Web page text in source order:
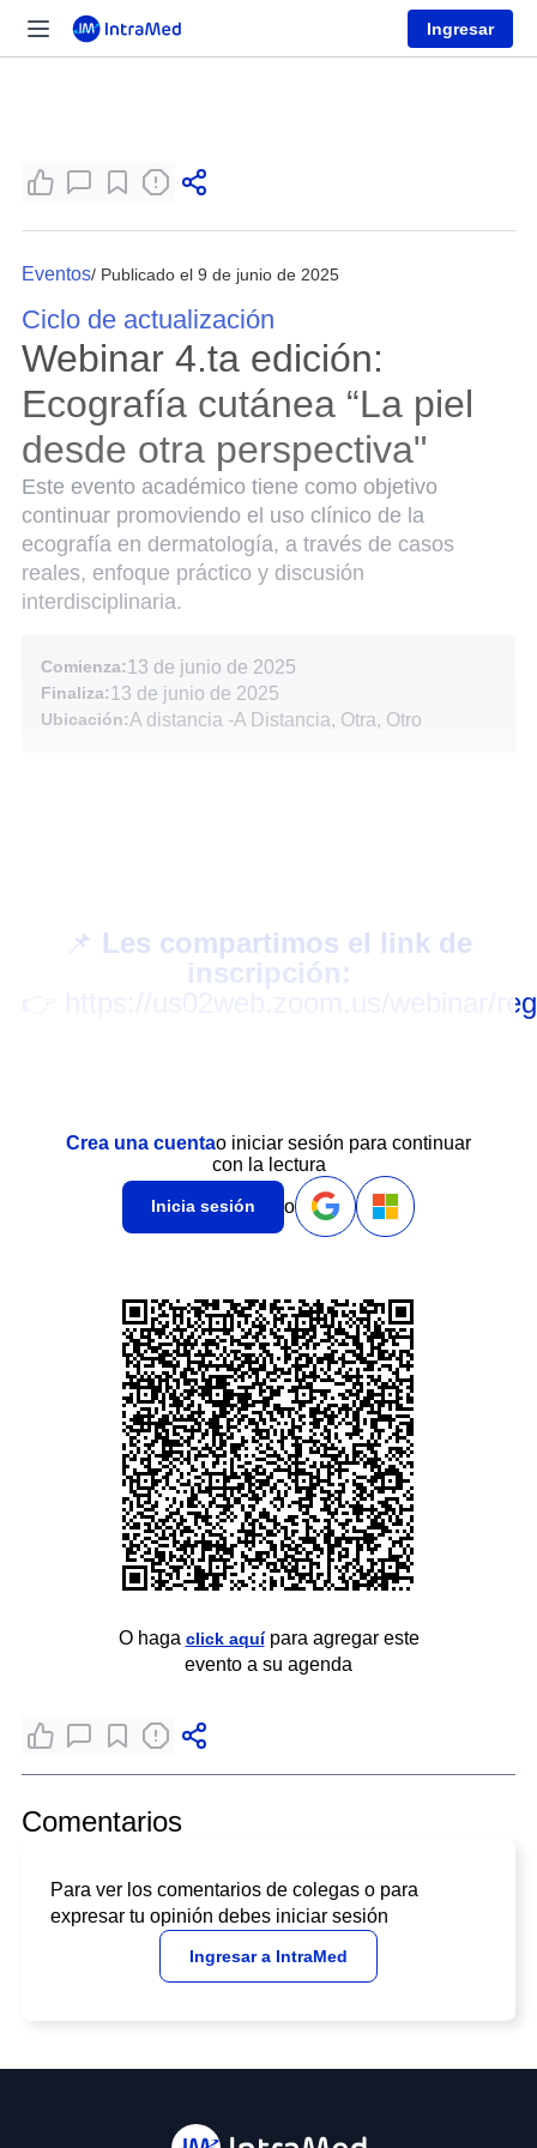
Ingresar
Eventos/ Publicado el 9 de junio de 2025
Ciclo de actualización
Webinar 4.ta edición:
Ecografía cutánea “La piel
desde otra perspectiva"
Este evento académico tiene como objetivo
continuar promoviendo el uso clínico de la
ecografía en dermatología, a través de casos
reales, enfoque práctico y discusión
interdisciplinaria.
Comienza:13 de junio de 2025
Finaliza:13 de junio de 2025
Ubicación:A distancia -A Distancia, Otra, Otro
📌 Les compartimos el link de
inscripción:
https://us02web.zoom.us/webinar/
Crea una cuentao iniciar sesión para continuar
con la lectura
Inicia sesión o
O haga click aquípara agregar este
evento a su agenda
Comentarios
Para ver los comentarios de colegas o para
expresar tu opinión debes iniciar sesión
Ingresar a IntraMed